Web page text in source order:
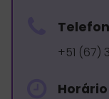
+51 (67)
Horário